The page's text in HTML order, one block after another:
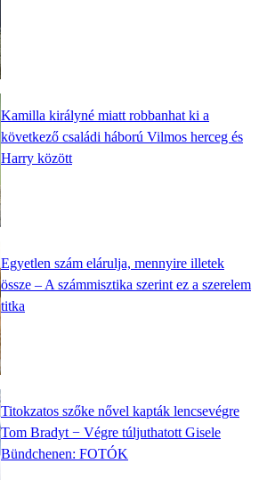
Kamilla királyné miatt robbanhat ki a
következő családi háború Vilmos herceg és
Harry között
Egyetlen szám elárulja, mennyire illetek
össze – A számmisztika szerint ez a szerelem
titka
Titokzatos szőke nővel kapták lencsevégre
Tom Bradyt − Végre túljuthatott Gisele
Bündchenen: FOTÓK